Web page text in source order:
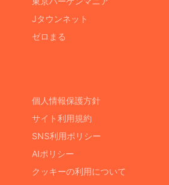
Jタウンネット
ゼロまる
個人情報保護方針
サイト利用規約
SNS利用ポリシー
AIポリシー
クッキーの利用について